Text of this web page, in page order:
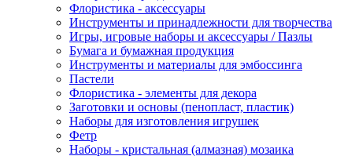
Флористика - аксессуары
Инструменты и принадлежности для творчества
Игры, игровые наборы и аксессуары / Пазлы
Бумага и бумажная продукция
Инструменты и материалы для эмбоссинга
Пастели
Флористика - элементы для декора
Заготовки и основы (пенопласт, пластик)
Наборы для изготовления игрушек
Фетр
Наборы - кристальная (алмазная) мозаика